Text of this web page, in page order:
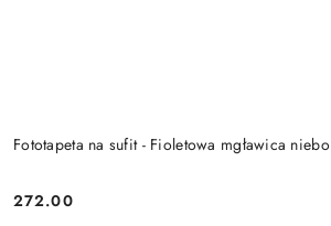
Fototapeta na sufit - Fioletowa mgławica niebo
Cena:
272.00